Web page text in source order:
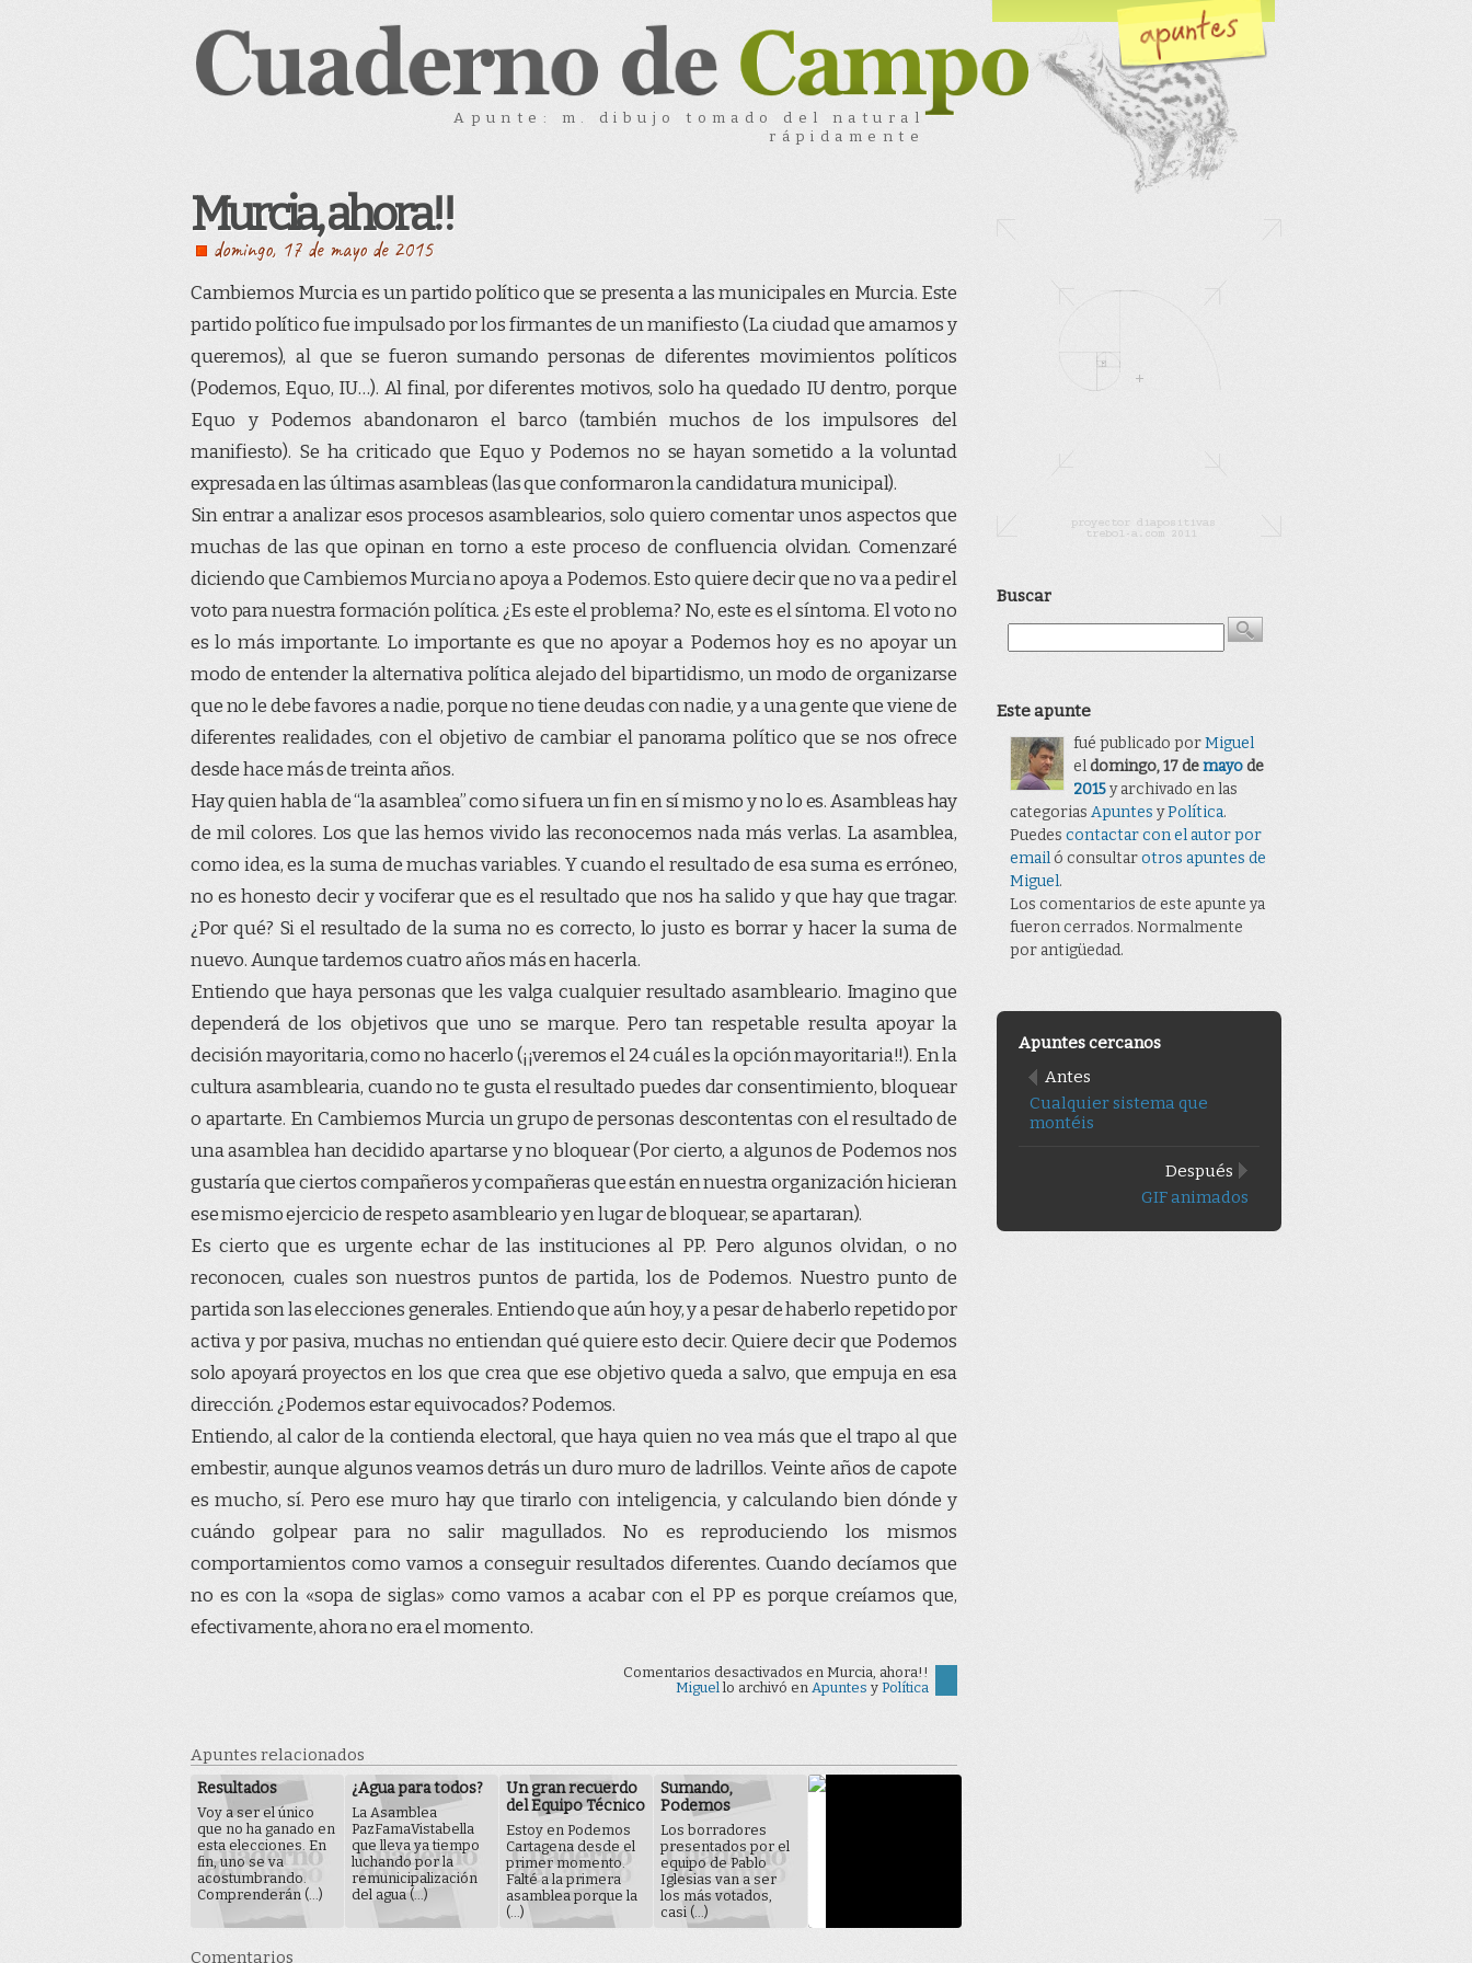
Apunte: m. dibujo tomado del natural
rápidamente
Murcia, ahora!!
domingo, 17 de mayo de 2015
Cambiemos Murcia es un partido político que se presenta a las municipales en Murcia. Este
partido político fue impulsado por los firmantes de un manifiesto (La ciudad que amamos y
queremos), al que se fueron sumando personas de diferentes movimientos políticos
(Podemos, Equo, IU…). Al final, por diferentes motivos, solo ha quedado IU dentro, porque
Equo y Podemos abandonaron el barco (también muchos de los impulsores del
manifiesto). Se ha criticado que Equo y Podemos no se hayan sometido a la voluntad
expresada en las últimas asambleas (las que conformaron la candidatura municipal).
Sin entrar a analizar esos procesos asamblearios, solo quiero comentar unos aspectos que
muchas de las que opinan en torno a este proceso de confluencia olvidan. Comenzaré
diciendo que Cambiemos Murcia no apoya a Podemos. Esto quiere decir que no va a pedir el
voto para nuestra formación política. ¿Es este el problema? No, este es el síntoma. El voto no
es lo más importante. Lo importante es que no apoyar a Podemos hoy es no apoyar un
modo de entender la alternativa política alejado del bipartidismo, un modo de organizarse
que no le debe favores a nadie, porque no tiene deudas con nadie, y a una gente que viene de
diferentes realidades, con el objetivo de cambiar el panorama político que se nos ofrece
desde hace más de treinta años.
Hay quien habla de “la asamblea”como si fuera un fin en sí mismo y no lo es. Asambleas hay
de mil colores. Los que las hemos vivido las reconocemos nada más verlas. La asamblea,
como idea, es la suma de muchas variables. Y cuando el resultado de esa suma es erróneo,
no es honesto decir y vociferar que es el resultado que nos ha salido y que hay que tragar.
¿Por qué? Si el resultado de la suma no es correcto, lo justo es borrar y hacer la suma de
nuevo. Aunque tardemos cuatro años más en hacerla.
Entiendo que haya personas que les valga cualquier resultado asambleario. Imagino que
dependerá de los objetivos que uno se marque. Pero tan respetable resulta apoyar la
decisión mayoritaria, como no hacerlo (¡¡veremos el 24 cuál es la opción mayoritaria!!). En la
cultura asamblearia, cuando no te gusta el resultado puedes dar consentimiento, bloquear
o apartarte. En Cambiemos Murcia un grupo de personas descontentas con el resultado de
una asamblea han decidido apartarse y no bloquear (Por cierto, a algunos de Podemos nos
gustaría que ciertos compañeros y compañeras que están en nuestra organización hicieran
ese mismo ejercicio de respeto asambleario y en lugar de bloquear, se apartaran).
Es cierto que es urgente echar de las instituciones al PP. Pero algunos olvidan, o no
reconocen, cuales son nuestros puntos de partida, los de Podemos. Nuestro punto de
partida son las elecciones generales. Entiendo que aún hoy, y a pesar de haberlo repetido por
activa y por pasiva, muchas no entiendan qué quiere esto decir. Quiere decir que Podemos
solo apoyará proyectos en los que crea que ese objetivo queda a salvo, que empuja en esa
dirección. ¿Podemos estar equivocados? Podemos.
Entiendo, al calor de la contienda electoral, que haya quien no vea más que el trapo al que
embestir, aunque algunos veamos detrás un duro muro de ladrillos. Veinte años de capote
es mucho, sí. Pero ese muro hay que tirarlo con inteligencia, y calculando bien dónde y
cuándo golpear para no salir magullados. No es reproduciendo los mismos
comportamientos como vamos a conseguir resultados diferentes. Cuando decíamos que
no es con la «sopa de siglas» como vamos a acabar con el PP es porque creíamos que,
efectivamente, ahora no era el momento.
Comentarios desactivados en Murcia, ahora!!
Miguello archivó en Apuntes y Polí­tica
Apuntes relacionados
Resultados
Voy a ser el único
que no ha ganado en
esta elecciones. En
fin, uno se va
acostumbrando.
Comprenderán (...)
¿Agua para todos?
La Asamblea
PazFamaVistabella
que lleva ya tiempo
luchando por la
remunicipalización
del agua (...)
Un gran recuerdo
del Equipo Técnico
Estoy en Podemos
Cartagena desde el
primer momento.
Falté a la primera
asamblea porque la
(...)
Sumando,
Podemos
Los borradores
presentados por el
equipo de Pablo
Iglesias van a ser
los más votados,
casi (...)
Comentarios
Buscar
Este apunte
fué publicado porMiguel
eldomingo, 17 demayode
2015y archivado en las
categorias Apuntes yPolí­tica.
Puedes contactar con el autor por
email ó consultarotros apuntes de
Miguel.
Los comentarios de este apunte ya
fueron cerrados. Normalmente
por antigüedad.
Apuntes cercanos
Antes
Cualquier sistema que
montéis
Después
GIF animados